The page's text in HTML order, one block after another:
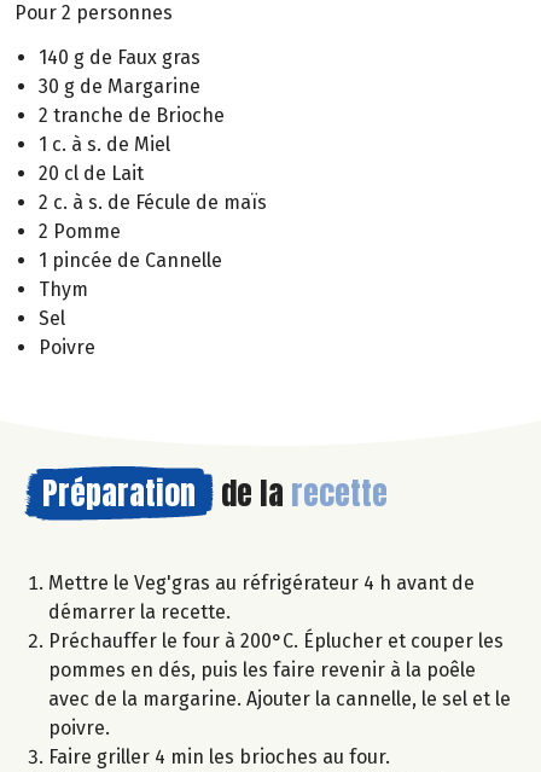
Pour 2 personnes
140 g de Faux gras
30 g de Margarine
2 tranche de Brioche
1 c. à s. de Miel
20 cl de Lait
2 c. à s. de Fécule de maïs
2 Pomme
1 pincée de Cannelle
Thym
Sel
Poivre
Préparation de la recette
Mettre le Veg'gras au réfrigérateur 4 h avant de
démarrer la recette.
Préchauffer le four à 200°C. Éplucher et couper les
pommes en dés, puis les faire revenir à la poêle
avec de la margarine. Ajouter la cannelle, le sel et le
poivre.
Faire griller 4 min les brioches au four.